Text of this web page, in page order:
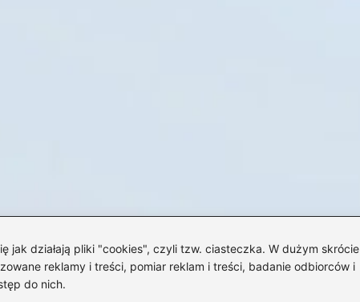
jak działają pliki "cookies", czyli tzw. ciasteczka. W dużym skrócie
reklamy i treści, pomiar reklam i treści, badanie odbiorców i
do nich.